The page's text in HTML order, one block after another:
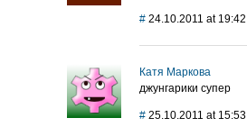
# 24.10.2011 at 19:42
Катя Маркова
джунгарики супер
# 25.10.2011 at 15:53